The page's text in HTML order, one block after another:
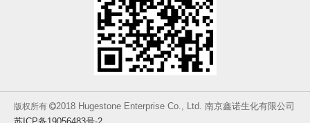
版权所有 2018 Hugestone Enterprise Co., Ltd. 南京鑫诺生化有限公司